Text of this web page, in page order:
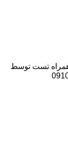
همراه تست توسط